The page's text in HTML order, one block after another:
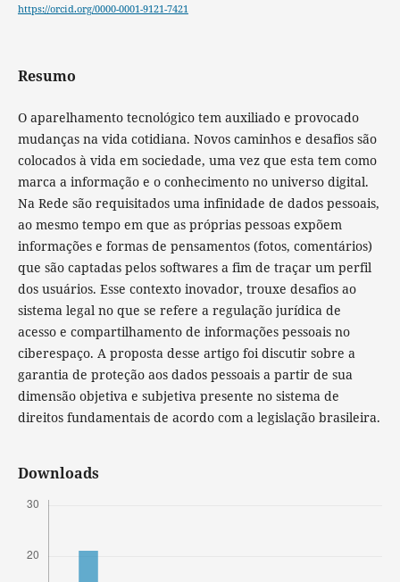
https://orcid.org/0000-0001-9121-7421
Resumo
O aparelhamento tecnológico tem auxiliado e provocado
mudanças na vida cotidiana. Novos caminhos e desafios são
colocados à vida em sociedade, uma vez que esta tem como
marca a informação e o conhecimento no universo digital.
Na Rede são requisitados uma infinidade de dados pessoais,
ao mesmo tempo em que as próprias pessoas expõem
informações e formas de pensamentos (fotos, comentários)
que são captadas pelos softwares a fim de traçar um perfil
dos usuários. Esse contexto inovador, trouxe desafios ao
sistema legal no que se refere a regulação jurídica de
acesso e compartilhamento de informações pessoais no
ciberespaço. A proposta desse artigo foi discutir sobre a
garantia de proteção aos dados pessoais a partir de sua
dimensão objetiva e subjetiva presente no sistema de
direitos fundamentais de acordo com a legislação brasileira.
Downloads